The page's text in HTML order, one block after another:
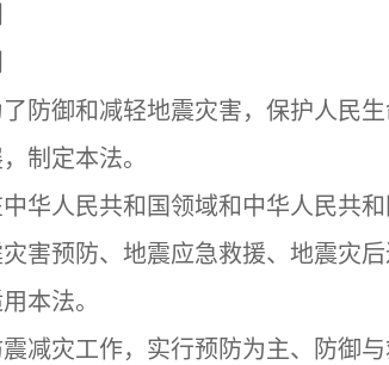
御和减轻地震灾害，保护人民生
制定本法。
人民共和国领域和中华人民共和
害预防、地震应急救援、地震灾
本法。
灾工作，实行预防为主、防御与